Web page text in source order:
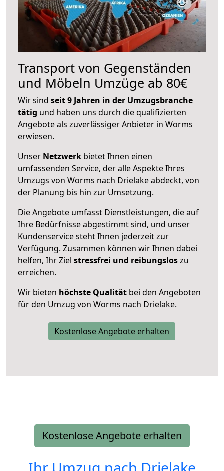
Transport von Gegenständen
und Möbeln Umzüge ab 80€
Wir sind seit 9 Jahren in der Umzugsbranche
tätig und haben uns durch die qualifizierten
Angebote als zuverlässiger Anbieter in Worms
erwiesen.
Unser Netzwerk bietet Ihnen einen
umfassenden Service, der alle Aspekte Ihres
Umzugs von Worms nach Drielake abdeckt, von
der Planung bis hin zur Umsetzung.
Die Angebote umfasst Dienstleistungen, die auf
Ihre Bedürfnisse abgestimmt sind, und unser
Kundenservice steht Ihnen jederzeit zur
Verfügung. Zusammen können wir Ihnen dabei
helfen, Ihr Ziel stressfrei und reibungsloszu
erreichen.
Wir bieten höchste Qualität bei den Angeboten
für den Umzug von Worms nach Drielake.
Kostenlose Angebote erhalten
Kostenlose Angebote erhalten